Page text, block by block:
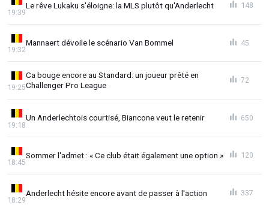
Le rêve Lukaku s'éloigne: la MLS plutôt qu'Anderlecht
19:39
148
Mannaert dévoile le scénario Van Bommel
19:32
45
Ca bouge encore au Standard: un joueur prêté en
Challenger Pro League
19:25
72
Un Anderlechtois courtisé, Biancone veut le retenir
19:18
650
Sommer l'admet : « Ce club était également une option »
18:45
120
Anderlecht hésite encore avant de passer à l'action
18:29
337